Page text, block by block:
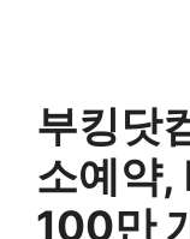
부킹닷
소예약
100만